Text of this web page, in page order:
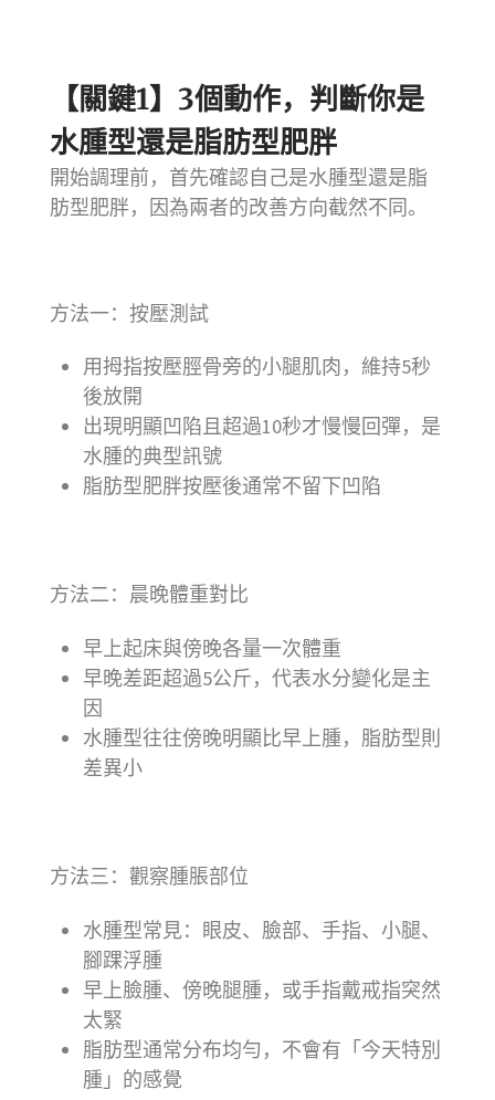
【關鍵1】3個動作，判斷你是
水腫型還是脂肪型肥胖
開始調理前，首先確認自己是水腫型還是脂
肪型肥胖，因為兩者的改善方向截然不同。
方法一：按壓測試
用拇指按壓脛骨旁的小腿肌肉，維持5秒
後放開
出現明顯凹陷且超過10秒才慢慢回彈，是
水腫的典型訊號
脂肪型肥胖按壓後通常不留下凹陷
方法二：晨晚體重對比
早上起床與傍晚各量一次體重
早晚差距超過5公斤，代表水分變化是主
因
水腫型往往傍晚明顯比早上腫，脂肪型則
差異小
方法三：觀察腫脹部位
水腫型常見：眼皮、臉部、手指、小腿、
腳踝浮腫
早上臉腫、傍晚腿腫，或手指戴戒指突然
太緊
脂肪型通常分布均勻，不會有「今天特別
腫」的感覺